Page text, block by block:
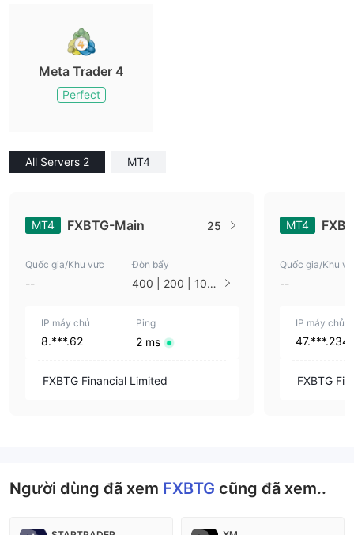
Meta Trader 4
Perfect
All Servers 2 MT4
MT4 FXBTG-Main 25
Quốc gia/Khu vực
--
Đòn bẩy
400 | 200 | 100
IP máy chủ
8.***.62
Ping
2 ms
FXBTG Financial Limited
MT4
Quốc gia/Khu
--
IP máy chủ
47.***.234
FXBTG
Người dùng đã xem FXBTG cũng đã xem..